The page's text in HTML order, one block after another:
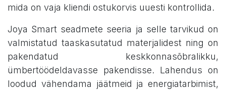
mida on vaja kliendi ostukorvis uuesti kontrollida.
Joya Smart seadmete seeria ja selle tarvikud on
valmistatud taaskasutatud materjalidest ning on
pakendatud keskkonnasõbralikku,
ümbertöödeldavasse pakendisse. Lahendus on
loodud vähendama jäätmeid ja energiatarbimist,